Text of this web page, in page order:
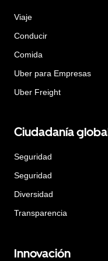
Viaje
Conducir
Comida
Uber para Empresas
Uber Freight
Ciudadanía
Seguridad
Seguridad
Diversidad
Transparencia
Innovación